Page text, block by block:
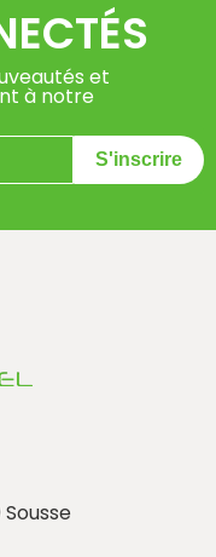
et
à notre
S'inscrire